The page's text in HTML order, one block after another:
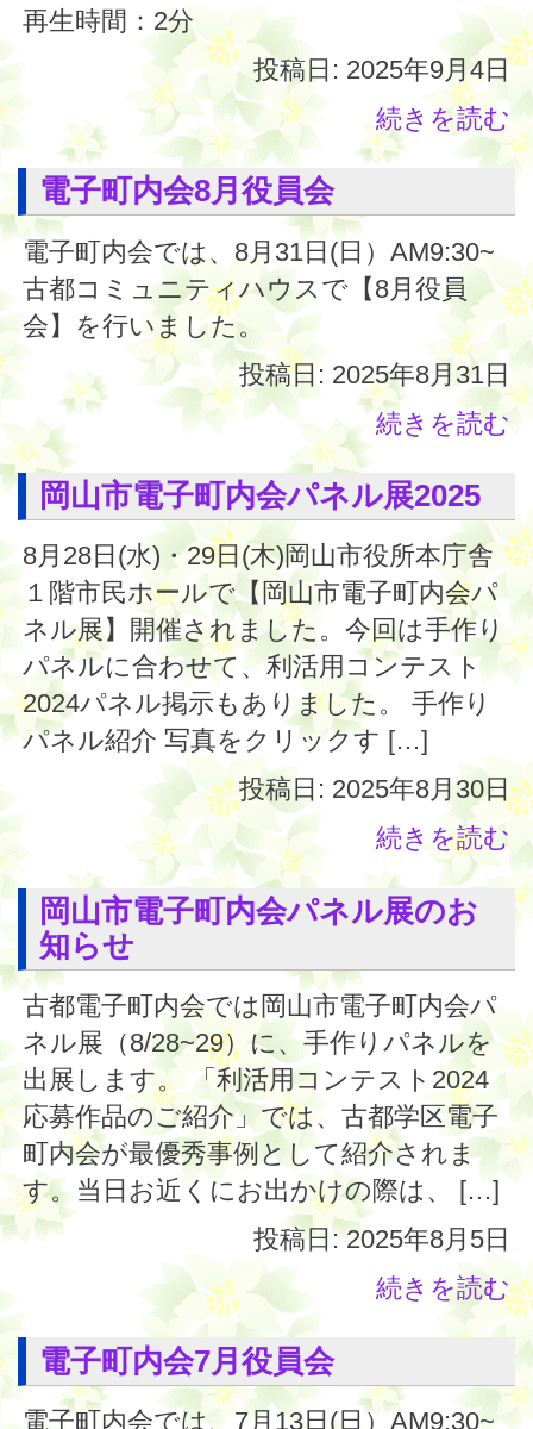
再生時間：2分
投稿日: 2025年9月4日
続きを読む
電子町内会8月役員会
電子町内会では、8月31日(日）AM9:30~
古都コミュニティハウスで【8月役員
会】を行いました。
投稿日: 2025年8月31日
続きを読む
岡山市電子町内会パネル展2025
8月28日(水)・29日(木)岡山市役所本庁舎
１階市民ホールで【岡山市電子町内会パ
ネル展】開催されました。今回は手作り
パネルに合わせて、利活用コンテスト
2024パネル掲示もありました。 手作り
パネル紹介 写真をクリックす […]
投稿日: 2025年8月30日
続きを読む
岡山市電子町内会パネル展のお
知らせ
古都電子町内会では岡山市電子町内会パ
ネル展（8/28~29）に、手作りパネルを
出展します。 「利活用コンテスト2024
応募作品のご紹介」では、古都学区電子
町内会が最優秀事例として紹介されま
す。当日お近くにお出かけの際は、 […]
投稿日: 2025年8月5日
続きを読む
電子町内会7月役員会
電子町内会では、7月13日(日）AM9:30~